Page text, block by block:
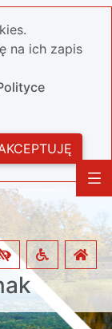
na ich zapis